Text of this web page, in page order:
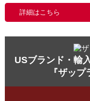
詳細はこちら
USブランド・輸
『ザップ